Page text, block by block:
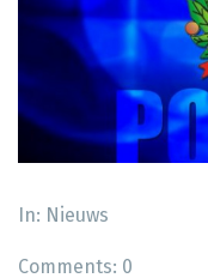
In: Nieuws
Comments: 0